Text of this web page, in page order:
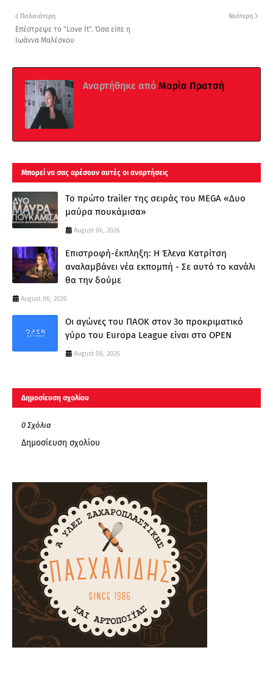
Νεότερη
Παλαιότερη
Επέστρεψε το "Love It". Όσα είπε η
Ιωάννα Μαλέσκου
Αναρτήθηκε από Μαρία Πρατσή
Μπορεί να σας αρέσουν αυτές οι αναρτήσεις
Το πρώτο trailer της σειράς του MEGA «Δυο
μαύρα πουκάμισα»
August 06, 2026
Επιστροφή-έκπληξη: Η Έλενα Κατρίτση
αναλαμβάνει νέα εκπομπή - Σε αυτό το κανάλι
θα την δούμε
August 06, 2026
Οι αγώνες του ΠΑΟΚ στον 3ο προκριματικό
γύρο του Europa League είναι στο OPEN
August 06, 2026
Δημοσίευση σχολίου
0 Σχόλια
Δημοσίευση σχολίου